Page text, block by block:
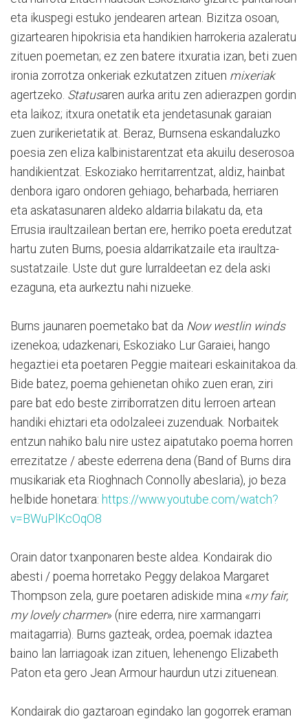
eta ikuspegi estuko jendearen artean. Bizitza osoan,
gizartearen hipokrisia eta handikien harrokeria azaleratu
zituen poemetan; ez zen batere itxuratia izan, beti zuen
ironia zorrotza onkeriak ezkutatzen zituen mixeriak
agertzeko. Statusaren aurka aritu zen adierazpen gordin
eta laikoz; itxura onetatik eta jendetasunak garaian
zuen zurikerietatik at. Beraz, Burnsena eskandaluzko
poesia zen eliza kalbinistarentzat eta akuilu deserosoa
handikientzat. Eskoziako herritarrentzat, aldiz, hainbat
denbora igaro ondoren gehiago, beharbada, herriaren
eta askatasunaren aldeko aldarria bilakatu da, eta
Errusia iraultzailean bertan ere, herriko poeta eredutzat
hartu zuten Burns, poesia aldarrikatzaile eta iraultza-
sustatzaile. Uste dut gure lurraldeetan ez dela aski
ezaguna, eta aurkeztu nahi nizueke.
Burns jaunaren poemetako bat da Now westlin winds
izenekoa; udazkenari, Eskoziako Lur Garaiei, hango
hegaztiei eta poetaren Peggie maiteari eskainitakoa da.
Bide batez, poema gehienetan ohiko zuen eran, ziri
pare bat edo beste zirriborratzen ditu lerroen artean
handiki ehiztari eta odolzaleei zuzenduak. Norbaitek
entzun nahiko balu nire ustez aipatutako poema horren
errezitatze / abeste ederrena dena (Band of Burns dira
musikariak eta Rioghnach Connolly abeslaria), jo beza
helbide honetara: https://www.youtube.com/watch?
v=BWuPlKcOqO8
Orain dator txanponaren beste aldea. Kondairak dio
abesti / poema horretako Peggy delakoa Margaret
Thompson zela, gure poetaren adiskide mina «my fair,
my lovely charmer» (nire ederra, nire xarmangarri
maitagarria). Burns gazteak, ordea, poemak idaztea
baino lan larriagoak izan zituen, lehenengo Elizabeth
Paton eta gero Jean Armour haurdun utzi zituenean.
Kondairak dio gaztaroan egindako lan gogorrek eraman